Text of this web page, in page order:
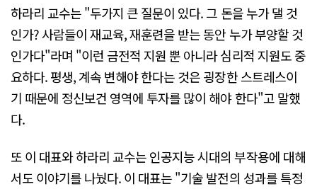
하라리 교수는 "두가지 큰 질문이 있다. 그 돈을 누가 댈 것
인가? 사람들이 재교육, 재훈련을 받는 동안 누가 부양할 것
인가다"라며 "이런 금전적 지원 뿐 아니라 심리적 지원도 중
요하다. 평생, 계속 변해야 한다는 것은 굉장한 스트레스이
기 때문에 정신보건 영역에 투자를 많이 해야 한다"고 말했
다.
또 이 대표와 하라리 교수는 인공지능 시대의 부작용에 대해
서도 이야기를 나눴다. 이 대표는 "기술 발전의 성과를 특정